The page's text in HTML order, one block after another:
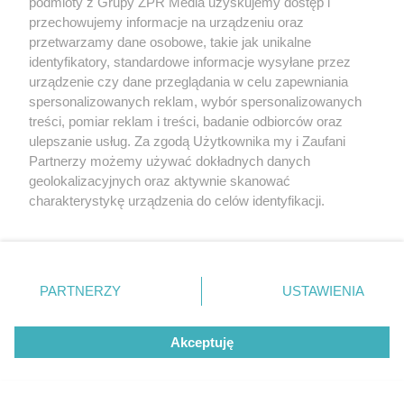
Oszustwo w powiecie trzebnickim.
Małżeństwo seniorów straciło 240
000 zł
przechowujemy informacje na urządzeniu oraz
przetwarzamy dane osobowe, takie jak unikalne
identyfikatory, standardowe informacje wysyłane przez
urządzenie czy dane przeglądania w celu zapewniania
spersonalizowanych reklam, wybór spersonalizowanych
treści, pomiar reklam i treści, badanie odbiorców oraz
ulepszanie usług. Za zgodą Użytkownika my i Zaufani
Partnerzy możemy używać dokładnych danych
geolokalizacyjnych oraz aktywnie skanować
charakterystykę urządzenia do celów identyfikacji.
zmienić/wycofać klikając przycisk ustawień prywatności
znajdujący się w lewym dolnym rogu strony
rodzaje przetwarzania danych nie wymagają zgody
użytkownika, ale masz prawo sprzeciwić się takiemu
przetwarzaniu. Preferencje będą miały zastosowanie tylko
PARTNERZY USTAWIENIA
Akceptuję